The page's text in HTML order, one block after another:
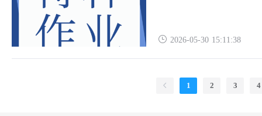
2026-05-30 15:11:38
1 2 3 4